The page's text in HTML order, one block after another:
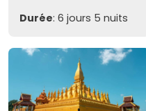
Durée: 6 jours 5 nuits